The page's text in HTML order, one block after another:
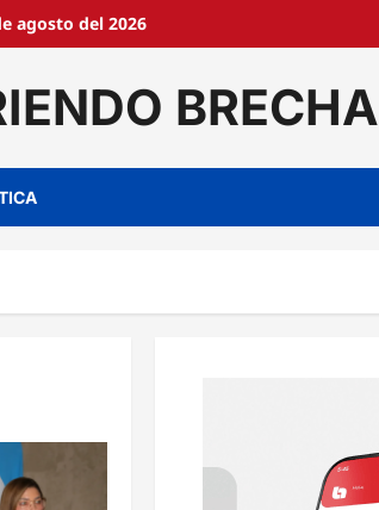
agosto del 2026
BRECHA